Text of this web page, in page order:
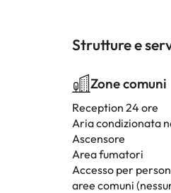
Strutture e
Zone comuni
Reception 24 ore
Aria condizionata
Ascensore
Area fumatori
Accesso per
aree comuni